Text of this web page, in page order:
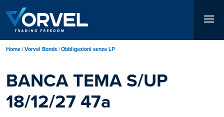
contenuto
principale
Home Vorvel Bonds Obbligazioni senza LP
BANCA TEMA S/UP
18/12/27 47a